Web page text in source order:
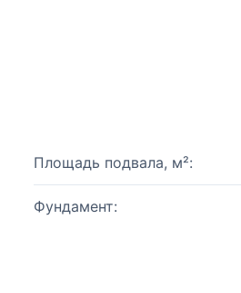
Площадь подвала, м²:
Фундамент: